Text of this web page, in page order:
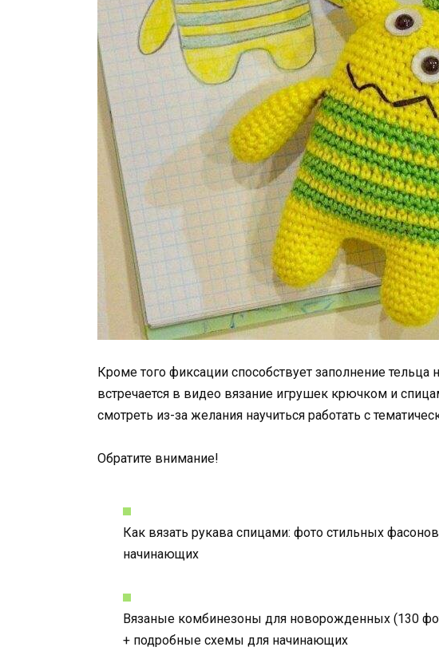
Кроме того фиксации способствует заполнение тельца
встречается в видео вязание игрушек крючком и
смотреть из-за желания научиться работать с
Обратите внимание!
Как вязать рукава спицами: фото стильных
начинающих
Вязаные комбинезоны для новорожденных (130
+ подробные схемы для начинающих